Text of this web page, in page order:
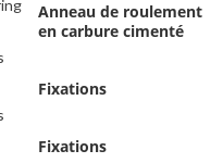
Anneau de roulement
en carbure cimenté
Fixations
Fixations